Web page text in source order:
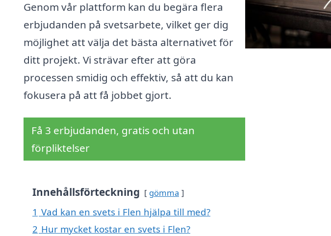
Genom vår plattform kan du begära flera
erbjudanden på svetsarbete, vilket ger dig
möjlighet att välja det bästa alternativet för
ditt projekt. Vi strävar efter att göra
processen smidig och effektiv, så att du kan
fokusera på att få jobbet gjort.
Få 3 erbjudanden, gratis och utan
förpliktelser
Innehållsförteckning gömma
1 Vad kan en svets i Flen hjälpa till med?
2 Hur mycket kostar en svets i Flen?